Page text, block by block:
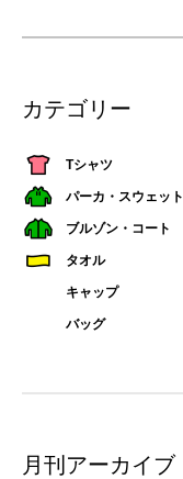
カテゴリー
Tシャツ
パーカ・スウェット
ブルゾン・コート
タオル
キャップ
バッグ
月刊アーカイブ